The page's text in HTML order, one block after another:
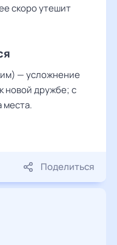
скоро утешит
— усложнение
новой дружбе; с
Поделиться